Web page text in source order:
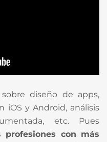
diseño de apps,
iOS y Android, análisis
etc. Pues
profesiones con más